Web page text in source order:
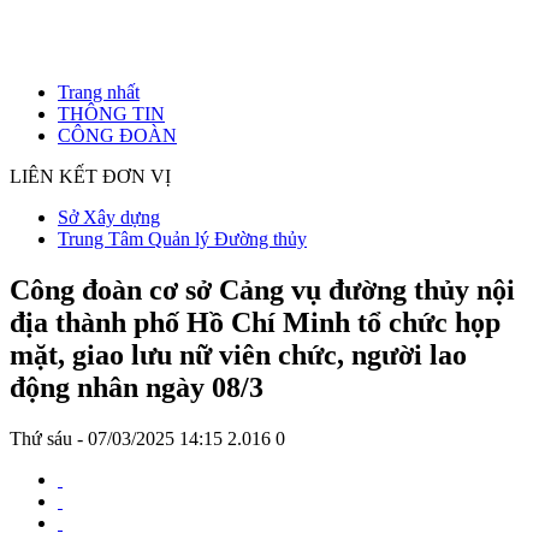
Trang nhất
THÔNG TIN
CÔNG ĐOÀN
LIÊN KẾT ĐƠN VỊ
Sở Xây dựng
Trung Tâm Quản lý Đường thủy
Công đoàn cơ sở Cảng vụ đường thủy nội
địa thành phố Hồ Chí Minh tổ chức họp
mặt, giao lưu nữ viên chức, người lao
động nhân ngày 08/3
Thứ sáu - 07/03/2025 14:15 2.016 0